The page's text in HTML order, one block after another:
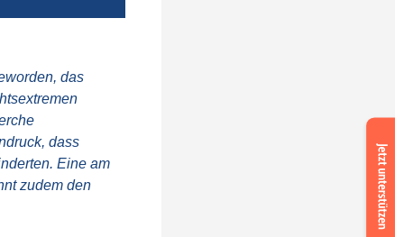
das
dass
Eine am
zudem den
now